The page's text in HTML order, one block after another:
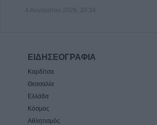
4 Αυγούστου 2026, 20:34
ΕΙΔΗΣΕΟΓΡΑΦΙΑ
Καρδίτσα
Θεσσαλία
Ελλάδα
Κόσμος
Αθλητισμός